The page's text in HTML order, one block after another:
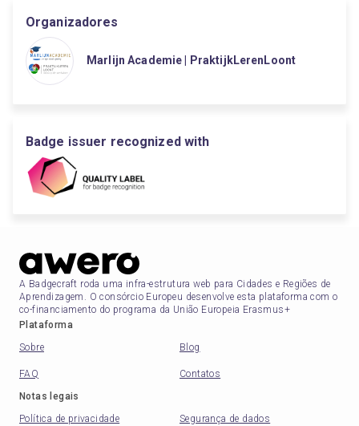
Organizadores
Marlijn Academie | PraktijkLerenLoont
Badge issuer recognized with
A Badgecraft roda uma infra-estrutura web para Cidades e Regiões de
Aprendizagem. O consórcio Europeu desenvolve esta plataforma com o
co-financiamento do programa da União Europeia Erasmus+
Plataforma
Sobre
Blog
FAQ
Contatos
Notas legais
Política de privacidade
Segurança de dados